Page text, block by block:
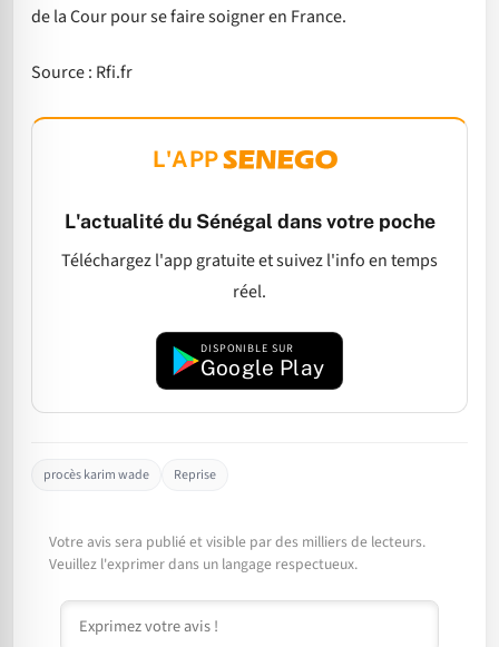
de la Cour pour se faire soigner en France.
Source : Rfi.fr
L'APP
L'actualité du Sénégal dans votre poche
Téléchargez l'app gratuite et suivez l'info en temps
réel.
DISPONIBLE SUR
Google Play
procès karim wade Reprise
Votre avis sera publié et visible par des milliers de lecteurs.
Veuillez l'exprimer dans un langage respectueux.
Commentaire